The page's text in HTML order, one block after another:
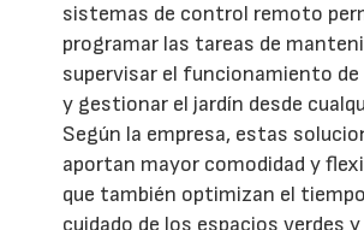
sistemas de control remoto
programar las tareas de
supervisar el funcionamiento de
y gestionar el jardín desde
Según la empresa, estas
aportan mayor comodidad y
que también optimizan el